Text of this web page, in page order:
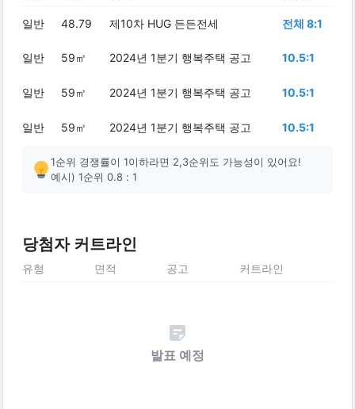
일반 48.79 제10차 HUG 든든전세 전체 8:1
일반 59㎡ 2024년 1분기 행복주택 공고 10.5:1
일반 59㎡ 2024년 1분기 행복주택 공고 10.5:1
일반 59㎡ 2024년 1분기 행복주택 공고 10.5:1
1순위 경쟁률이 1이하라면 2,3순위도 가능성이 있어요!
예시) 1순위 0.8 : 1
당첨자 커트라인
유형 면적 공고 커트라인
발표 예정